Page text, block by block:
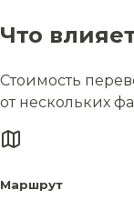
Что
Стоимость
от нескольких
Маршрут